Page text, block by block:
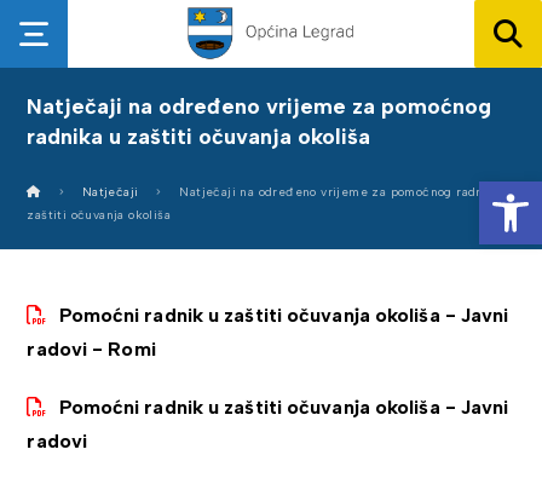
Natječaji na određeno vrijeme za pomoćnog
radnika u zaštiti očuvanja okoliša
Natječaji
Natječaji na određeno vrijeme za pomoćnog radnika u
zaštiti očuvanja okoliša
Pomoćni radnik u zaštiti očuvanja okoliša - Javni
radovi - Romi
Pomoćni radnik u zaštiti očuvanja okoliša - Javni
radovi